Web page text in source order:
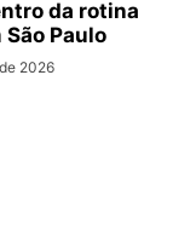
da rotina
Paulo
2026